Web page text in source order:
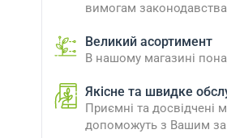
вимогам
Великий асортимент
В нашому магазині
Якісне та швидке
Приємні та досвідчені
допоможуть з Вашим